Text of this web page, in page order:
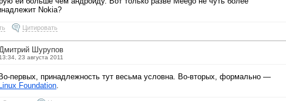
Nokia?
Цитировать
Дмитрий Шурупов
13:34, 23 августа 2011
первых, принадлежность тут весьма условна. Во-вторых, формально —
Foundation